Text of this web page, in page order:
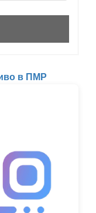
в ПМР